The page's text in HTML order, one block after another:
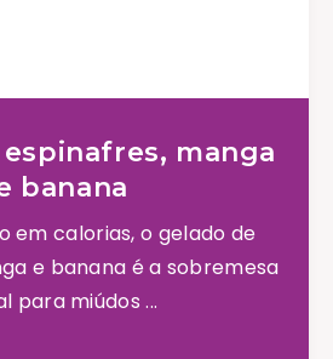
manga
banana
em calorias, o gelado de
e banana é a sobremesa
para miúdos ...